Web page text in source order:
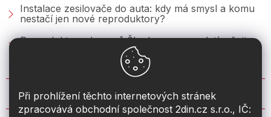
Při prohlížení těchto internetových stránek
zpracovává obchodní společnost 2din.cz s.r.o., IČ:
Instalace zesilovače do auta: kdy má smysl a komu
nestačí jen nové reproduktory?
Reproduktory do vozů Škoda: co se vyplatí měnit u
Fabie, Octavie a Superbu?
KONTAKT